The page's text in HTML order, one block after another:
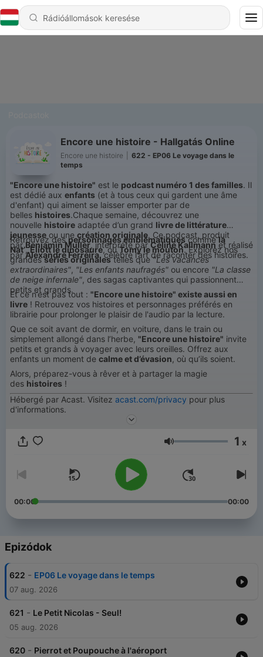
Encore une histoire - Hallgatás Online
Encore une histoire
622 - EP06 Le voyage dans le
temps
"Encore une histoire" est le podcast numéro 1 des familles. Il
est dédié aux enfants (et à tous ceux qui gardent une âme
d'enfant) qui aiment se laisser emporter par de
belles histoires.Chaque semaine, découvrez une
nouvelle histoire adaptée d’un grand livre de littérature
jeunesse ou une création originale. Ce podcast, produit
parBenjamin Muller, interprété parCéline Kallmann et réalisé
par Alexandre Ferreira, célèbre l’art de raconter des histoires.
Retrouvez des personnages emblématiquescommela
Nat’,Eliott le dinosaure, ouTomy le mouton. Explorez nos
grandesséries originalestelles que"Les vacances
extraordinaires", "Les enfants naufragés" ou encore "La classe
de neige infernale", des sagas captivantes qui passionnent
petits et grands.
Et ce n’est pas tout : "Encore une histoire" existe aussi en
livre ! Retrouvez vos histoires et personnages préférés en
librairie pour prolonger le plaisir de l'audio par la lecture.
Que ce soit avant de dormir, en voiture, dans le train ou
simplement allongé dans l’herbe, "Encore une histoire" invite
petits et grands à voyager avec leurs oreilles. Offrez aux
enfants un moment de calme et d’évasion, où qu’ils soient.
Alors, préparez-vous à rêver et à partager la magie
des histoires !
Hébergé par Acast. Visitez acast.com/privacy pour plus
d'informations.
Hangerő 1 x
00:00 00:00
Epizódok
622 - EP06 Le voyage dans le temps
07 aug. 2026
621 - Le Petit Nicolas - Seul!
05 aug. 2026
620 - Pierrot et Poupouche à l'aéroport